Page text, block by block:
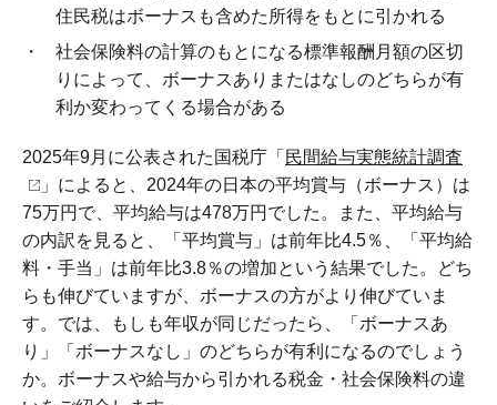
住民税はボーナスも含めた所得をもとに引かれる
社会保険料の計算のもとになる標準報酬月額の区切
りによって、ボーナスありまたはなしのどちらが有
利か変わってくる場合がある
2025年9月に公表された国税庁「 民間給与実態統計調査
」によると、2024年の日本の平均賞与（ボーナス）は
75万円で、平均給与は478万円でした。また、平均給与
の内訳を見ると、「平均賞与」は前年比4.5％、「平均給
料・手当」は前年比3.8％の増加という結果でした。どち
らも伸びていますが、ボーナスの方がより伸びていま
す。では、もしも年収が同じだったら、「ボーナスあ
り」「ボーナスなし」のどちらが有利になるのでしょう
か。ボーナスや給与から引かれる税金・社会保険料の違